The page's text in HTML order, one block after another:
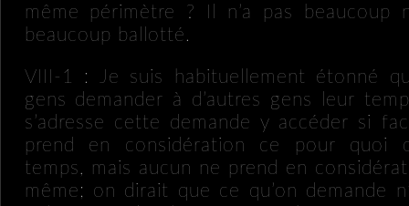
même périmètre ? Il n’a pas beaucoup
beaucoup ballotté.
VIII-1 : Je suis habituellement étonné
gens demander à d’autres gens leur
s’adresse cette demande y accéder si
prend en considération ce pour quoi
temps, mais aucun ne prend en
même; on dirait que ce qu’on demande